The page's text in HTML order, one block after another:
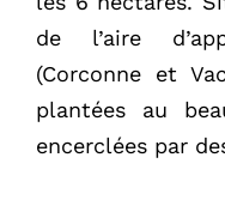
de l’aire
(Corconne et
plantées au
encerclées par